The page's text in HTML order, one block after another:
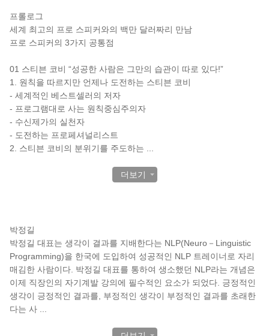
프롤로그
세계 최고의 프로 스피커와의 백만 달러짜리 만남
프로 스피커의 3가지 공통점
01 스티븐 코비 “성공한 사람은 그만의 습관이 따로 있다!”
1. 원칙을 따르지만 언제나 도전하는 스티븐 코비
- 세계적인 베스트셀러의 저자
- 프로그램대로 사는 원칙중심주의자
- 수신제가의 실천자
- 도전하는 프로페셔널리스트
2. 스티븐 코비의 분위기를 주도하는
더보기
박정길
박정길 대표는 생각이 결과를 지배한다는 NLP(Neuro－Linguistic
Programming)을 한국에 도입하여 성공적인 NLP 트레이너로 자리
매김한 사람이다. 박정길 대표를 통하여 생소했던 NLP라는 개념은
이제 직장인의 자기계발 강의에 필수적인 요소가 되었다. 긍정적인
생각이 긍정적인 결과를, 부정적인 생각이 부정적인 결과를 초래한
다는 사